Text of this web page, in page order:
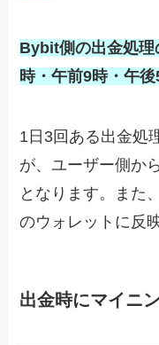
Bybit側の出金処理
時・午前9時・午後
1日3回ある出金処
が、ユーザー側か
となります。また
のウォレットに反
出金時にマイニ